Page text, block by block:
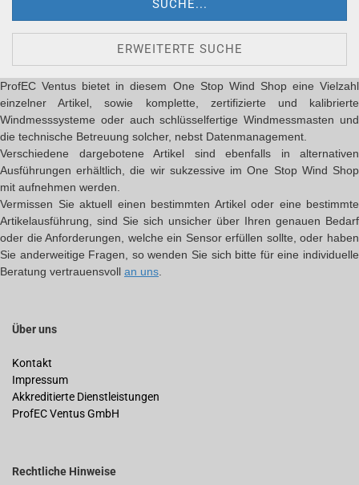
SUCHE...
ERWEITERTE SUCHE
ProfEC Ventus bietet in diesem One Stop Wind Shop eine Vielzahl
einzelner Artikel, sowie komplette, zertifizierte und kalibrierte
Windmesssysteme oder auch schlüsselfertige Windmessmasten und
die technische Betreuung solcher, nebst Datenmanagement.
Verschiedene dargebotene Artikel sind ebenfalls in alternativen
Ausführungen erhältlich, die wir sukzessive im One Stop Wind Shop
mit aufnehmen werden.
Vermissen Sie aktuell einen bestimmten Artikel oder eine bestimmte
Artikelausführung, sind Sie sich unsicher über Ihren genauen Bedarf
oder die Anforderungen, welche ein Sensor erfüllen sollte, oder haben
Sie anderweitige Fragen, so wenden Sie sich bitte für eine individuelle
Beratung vertrauensvoll an uns
Über uns
Kontakt
Impressum
Akkreditierte Dienstleistungen
ProfEC Ventus GmbH
Rechtliche Hinweise